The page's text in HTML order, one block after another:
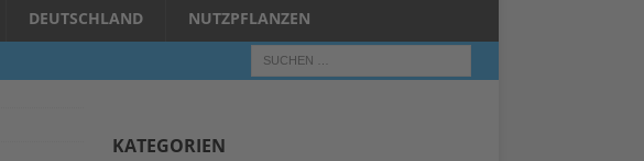
DEUTSCHLAND NUTZPFLANZEN
KATEGORIEN